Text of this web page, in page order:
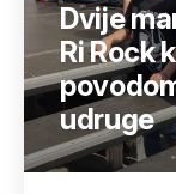
Dvije
Ri Rock
udruge